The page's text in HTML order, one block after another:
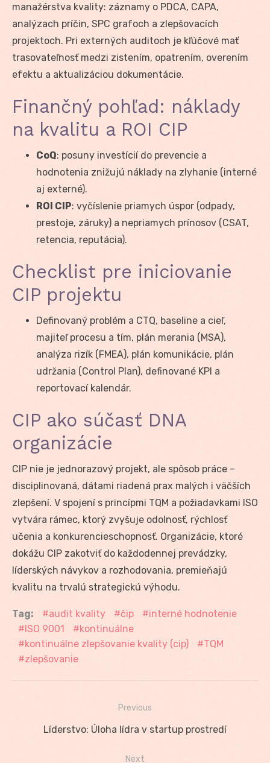
manažérstva kvality: záznamy o PDCA, CAPA,
analýzach príčin, SPC grafoch a zlepšovacích
projektoch. Pri externých auditoch je kľúčové mať
trasovateľnosť medzi zistením, opatrením, overením
efektu a aktualizáciou dokumentácie.
Finančný pohľad: náklady
na kvalitu a ROI CIP
CoQ: posuny investícií do prevencie a
hodnotenia znižujú náklady na zlyhanie (interné
aj externé).
ROI CIP: vyčíslenie priamych úspor (odpady,
prestoje, záruky) a nepriamych prínosov (CSAT,
retencia, reputácia).
Checklist pre iniciovanie
CIP projektu
Definovaný problém a CTQ, baseline a cieľ,
majiteľ procesu a tím, plán merania (MSA),
analýza rizík (FMEA), plán komunikácie, plán
udržania (Control Plan), definované KPI a
reportovací kalendár.
CIP ako súčasť DNA
organizácie
CIP nie je jednorazový projekt, ale spôsob práce –
disciplinovaná, dátami riadená prax malých i väčších
zlepšení. V spojení s princípmi TQM a požiadavkami ISO
vytvára rámec, ktorý zvyšuje odolnosť, rýchlosť
učenia a konkurencieschopnosť. Organizácie, ktoré
dokážu CIP zakotviť do každodennej prevádzky,
líderských návykov a rozhodovania, premieňajú
kvalitu na trvalú strategickú výhodu.
Tag: audit kvality čip
interné hodnotenie
ISO 9001
kontinuálne
kontinuálne zlepšovanie kvality (cip)
TQM
zlepšovanie
Navigácia
Previous
Previous
Líderstvo: Úloha lídra v startup prostredí
Next